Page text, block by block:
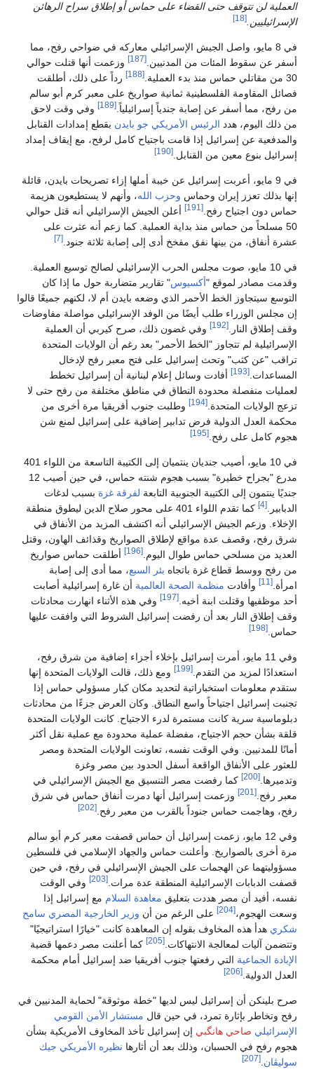
العملية لن تتوقف حتى القضاء على حماس أو إطلاق سراح الرهائن
الإسرائيليين.[18]
في 8 مايو، واصل الجيش الإسرائيلي معاركه في ضواحي رفح، مما
أسفر عن سقوط المئات من المدنيين.[187]
وزعمت أنها قتلت حوالي
30 من مقاتلي حماس منذ بدء العملية.
[188]
رداً على ذلك، أطلقت
فصائل المقاومة الفلسطينية ثمانية صواريخ على معبر كرم أبو سالم
من رفح، مما أسفر عن إصابة جندياً إسرائيلياً.[189]
وفي وقت لاحق
من ذلك اليوم، هدد الرئيس الأمريكي جو بايدن بقطع إمدادات القنابل
والمدفعية عن إسرائيل إذا قامت باجتياح كامل لرفح، مع إيقاف إمداد
إسرائيل بنوع معين من القنابل.[190]
في 9 مايو، أعربت إسرائيل عن خيبة أملها إزاء تصريحات بايدن، قائلة
إنها بذلك تعزز إيران وحماس وحزب الله، وأنهم لا يستطيعون هزيمة
حماس دون اجتياح رفح.[191]
أعلن الجيش الإسرائيلي أنه قتل حوالي
50 مسلحاً من حماس منذ بداية العملية. كما زعم أنه عثرت على
عشرة أنفاق، من بينها نفق مفخخ أدى إلى إصابة ثلاثة جنود.[7]
في 10 مايو، صوت مجلس الحرب الإسرائيلي لصالح توسيع العملية.
وقدمت مصادر لموقع "أكسيوس" تقارير متضاربة حول ما إذا كان
التوسع سيتجاوز الخط الأحمر الذي وضعه بايدن أم لا، لكنهم جميعًا قالوا
إن مجلس الوزراء طلب أيضًا من الوفد الإسرائيلي مواصلة مفاوضات
وقف إطلاق النار.[192]
وفي غضون ذلك، صرح كيربي أن العملية
الإسرائيلية لم تتجاوز "الخط الأحمر" بعد رغم أن الولايات المتحدة
تراقب "عن كثب" وتحث إسرائيل على فتح معبر رفح لإدخال
المساعدات.[193]
أفادت وسائل إعلام لبنانية أن إسرائيل تخطط
لعمليات منفصلة محدودة النطاق في مناطق مختلفة من رفح حتى لا
تزعج الولايات المتحدة.[194]
وطلبت جنوب أفريقيا مرة أخرى من
محكمة العدل الدولية فرض تدابير إضافية على إسرائيل لمنع شن
هجوم كامل على رفح.[195]
في 10 مايو، أصيب جنديان ينتميان إلى الكتيبة التاسعة من اللواء 401
مدرع "بجراح خطيرة" بسبب هجوم شنته حماس، في حين أصيب 12
جنديًا ينتمون إلى الكتيبة الجنوبية التابعة لفرقة غزة بسبب لدغات
الدبابير.[4]
كما تقدم اللواء 401 على محور صلاح الدين ليطوق منطقة
الإخلاء. وزعم الجيش الإسرائيلي أنه اكتشف المزيد من الأنفاق في
شرق رفح، وقصف عدة مواقع لإطلاق الصواريخ وقذائف الهاون، وقتل
العديد من مسلحي حماس طوال اليوم.[196]
أطلقت حماس صواريخ
من رفح ووسط قطاع غزة باتجاه بئر السبع، مما أدى إلى إصابة
امرأة.[11] وأفادت منظمة الصحة العالمية أن غارة إسرائيلية أصابت
أحد موظفيها وقتلت ابنة أخيه.[197]
وفي هذه الأثناء انهارت محادثات
وقف إطلاق النار بعد أن رفضت إسرائيل الشروط التي وافقت عليها
حماس.[198]
وفي 11 مايو، أمرت إسرائيل بإخلاء أجزاء إضافية من شرق رفح،
استعدادًا لمزيد من التقدم.[199]
ومع ذلك، قالت الولايات المتحدة إنها
ستقدم معلومات استخباراتية لتحديد مكان كبار مسؤولي حماس إذا
تجنبت إسرائيل اجتياحاً واسع النطاق. وكان العرض جزءًا من محادثات
دبلوماسية سرية كانت مستمرة لدرء الاجتياح. كانت الولايات المتحدة
قلقة بشأن حجم الاجتياح، مفضلة عملية محدودة مع عملية نقل أكثر
أمانًا للمدنيين. وفي الوقت نفسه، تعاونت الولايات المتحدة ومصر
للعثور على الأنفاق الواقعة أسفل الحدود بين مصر وغزة
وتدميرها.[200]
كما رفضت مصر التنسيق مع الجيش الإسرائيلي في
معبر رفح.[201]
وزعمت إسرائيل أنها دمرت أنفاق حماس في شرق
رفح، وهاجمت حماس جنوداً بالقرب من معبر رفح.[202]
وفي 12 مايو، زعمت إسرائيل أن حماس قصفت معبر كرم أبو سالم
مرة أخرى بالصواريخ. وأعلنت حماس والجهاد الإسلامي في فلسطين
مسؤوليتهما عن الهجمات على الجيش الإسرائيلي في رفح، في حين
قصفت الدبابات الإسرائيلية المنطقة عدة مرات.[203]
وفي الوقت
نفسه، أفيد أن مصر هددت بتعليق معاهدة السلام مع إسرائيل إذا
وسعت الهجوم،[204] على الرغم من أن وزير الخارجية المصري سامح
شكري هدأ هذه المخاوف بقوله إن المعاهدة كانت "خيارًا استراتيجيًا"
وتتضمن آليات لمعالجة الانتهاكات.[205]
كما أعلنت مصر دعمها قضية
الإبادة الجماعية التي رفعتها جنوب أفريقيا ضد إسرائيل أمام محكمة
العدل الدولية.[206]
صرح بلينكن أن إسرائيل ليس لديها "خطة موثوقة" لحماية المدنيين في
رفح وتخاطر بإثارة تمرد، في حين قال مستشار الأمن القومي
الإسرائيلي صاحي هانگبي إن إسرائيل تأخذ المخاوف الأمريكية بشأن
هجوم رفح في الحسبان، وذلك بعد أن أثارها نظيره الأمريكي جيك
سوليڤان.
[207]